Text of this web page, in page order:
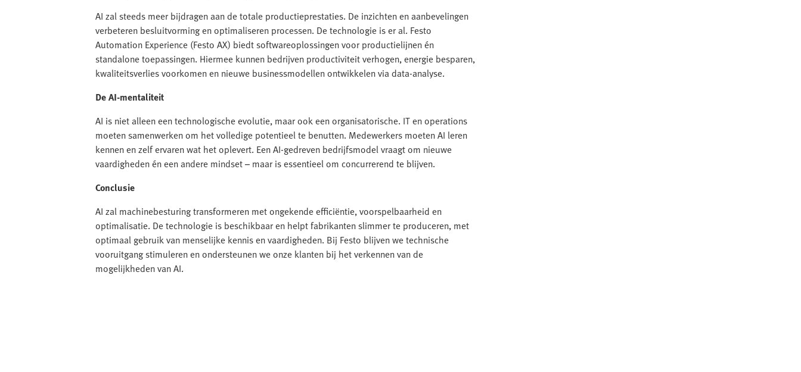
AI zal steeds meer bijdragen aan de totale productieprestaties. De inzichten en aanbevelingen
verbeteren besluitvorming en optimaliseren processen. De technologie is er al. Festo
Automation Experience (Festo AX) biedt softwareoplossingen voor productielijnen én
standalone toepassingen. Hiermee kunnen bedrijven productiviteit verhogen, energie besparen,
kwaliteitsverlies voorkomen en nieuwe businessmodellen ontwikkelen via data-analyse.
De AI-mentaliteit
AI is niet alleen een technologische evolutie, maar ook een organisatorische. IT en operations
moeten samenwerken om het volledige potentieel te benutten. Medewerkers moeten AI leren
kennen en zelf ervaren wat het oplevert. Een AI-gedreven bedrijfsmodel vraagt om nieuwe
vaardigheden én een andere mindset – maar is essentieel om concurrerend te blijven.
Conclusie
AI zal machinebesturing transformeren met ongekende efficiëntie, voorspelbaarheid en
optimalisatie. De technologie is beschikbaar en helpt fabrikanten slimmer te produceren, met
optimaal gebruik van menselijke kennis en vaardigheden. Bij Festo blijven we technische
vooruitgang stimuleren en ondersteunen we onze klanten bij het verkennen van de
mogelijkheden van AI.